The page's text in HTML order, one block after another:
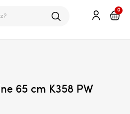
0
65 cm K358 PW